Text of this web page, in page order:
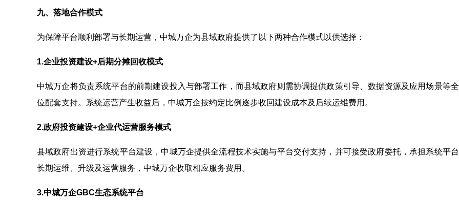
九、落地合作模式
为保障平台顺利部署与长期运营，中城万企为县域政府提供了以下两种合作模式以供选择：
1.企业投资建设+后期分摊回收模式
中城万企将负责系统平台的前期建设投入与部署工作，而县域政府则需协调提供政策引导、数据资源及应用场景等
位配套支持。系统运营产生收益后，中城万企按约定比例逐步收回建设成本及后续运维费用。
2.政府投资建设+企业代运营服务模式
县域政府出资进行系统平台建设，中城万企提供全流程技术实施与平台交付支持，并可接受政府委托，承担系统平
长期运维、升级及运营服务，中城万企收取相应服务费用。
3.中城万企GBC生态系统平台